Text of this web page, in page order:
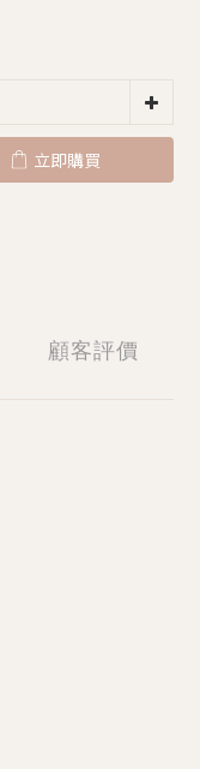
立即購買
顧客評價